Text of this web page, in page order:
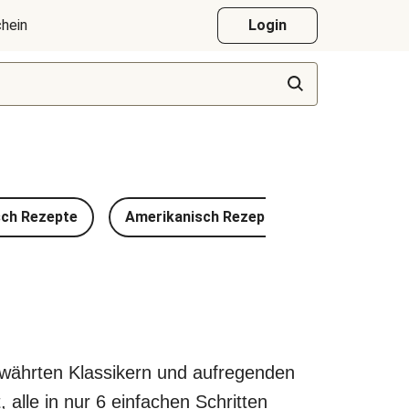
Login
Rezepte Amerikanisch Rezepte
Klassikern und aufregenden
alle in nur 6 einfachen Schritten